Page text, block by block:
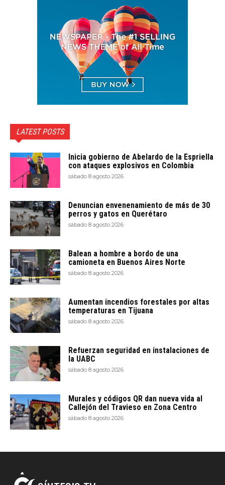
LATEST POSTS
Inicia gobierno de Abelardo de la Espriella
con ataques explosivos en Colombia
sábado 8 agosto 2026
Denuncian envenenamiento de más de 30
perros y gatos en Querétaro
sábado 8 agosto 2026
Balean a hombre a bordo de una
camioneta en Buenos Aires Norte
sábado 8 agosto 2026
Aumentan incendios forestales por altas
temperaturas en Tijuana
sábado 8 agosto 2026
Refuerzan seguridad en instalaciones de
la UABC
sábado 8 agosto 2026
Murales y códigos QR dan nueva vida al
Callejón del Travieso en Zona Centro
sábado 8 agosto 2026